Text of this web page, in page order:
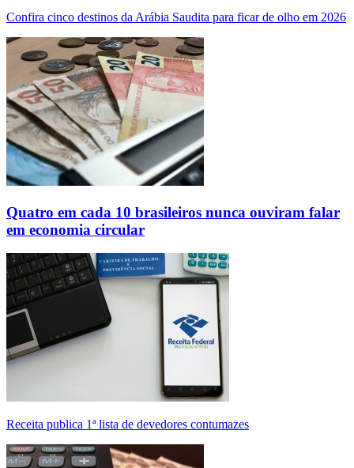
Confira cinco destinos da Arábia Saudita para ficar de olho em 2026
Quatro em cada 10 brasileiros nunca ouviram falar
em economia circular
Receita publica 1ª lista de devedores contumazes